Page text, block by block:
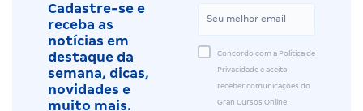
Cadastre-se e
receba as
notícias em
destaque da
semana, dicas,
novidades e
muito mais.
Concordo com a Política de
Privacidade e aceito
receber comunicações do
Gran Cursos Online.